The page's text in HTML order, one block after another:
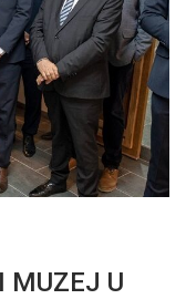
MUZEJ U